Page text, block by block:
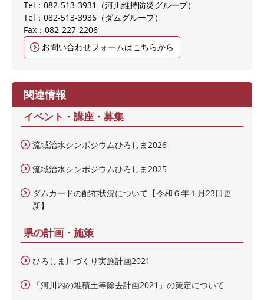
Tel：082-513-3931
河川維持防災グループ
Tel：082-513-3936
ダムグループ
Fax：082-227-2206
お問い合わせフォームはこちらから
関連情報
イベント・講座・募集
流域治水シンポジウムひろしま2026
流域治水シンポジウムひろしま2025
ダムカードの配布状況について【令和６年１月23日更
新】
県の計画・施策
ひろしま川づくり実施計画2021
「河川内の堆積土等除去計画2021」の策定について